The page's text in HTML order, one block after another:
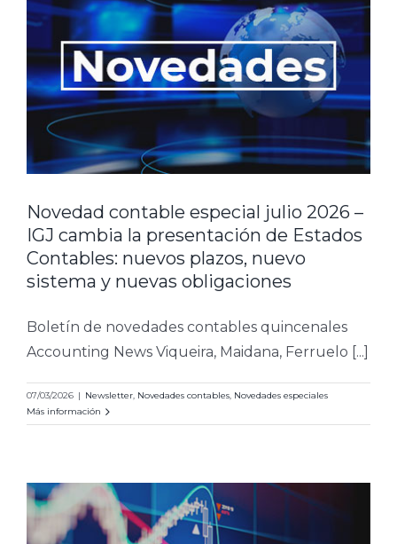
Novedad contable especial julio 2026 –
IGJ cambia la presentación de Estados
Contables: nuevos plazos, nuevo
sistema y nuevas obligaciones
Boletín de novedades contables quincenales
Accounting News Viqueira, Maidana, Ferruelo [...]
07/03/2026 | Newsletter, Novedades contables, Novedades especiales
Más información